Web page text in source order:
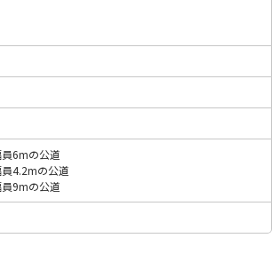
6mの公道
4.2mの公道
9mの公道